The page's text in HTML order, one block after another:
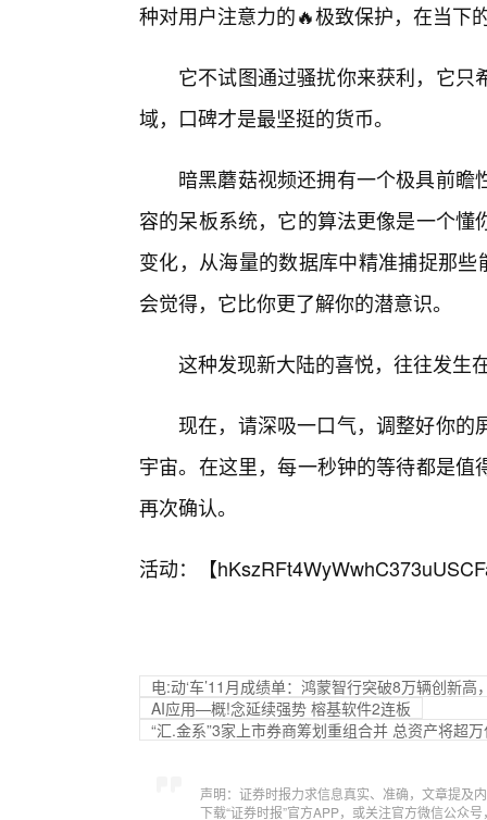
种对用户注意力的🔥极致保护，在当下
它不试图通过骚扰你来获利，它
域，口碑才是最坚挺的货币。
暗黑蘑菇视频还拥有一个极具前
容的呆板系统，它的算法更像是一个
变化，从海量的数据库中精准捕捉那
会觉得，它比你更了解你的潜意识。
这种发现新大陆的喜悦，往往发生
现在，请深吸一口气，调整好你的
宇宙。在这里，每一秒钟的等待都是
再次确认。
活动：【
电:动‘车’11月成绩单：鸿蒙智行突破8万辆创新
AI应用—概!念延续强势 榕基软件2连板
“汇.金系”3家上市券商筹划重组合并 总资产将超
声明：证券时报力求信息真实、准确，文章提及
下载“证券时报”官方APP，或关注官方微信公众